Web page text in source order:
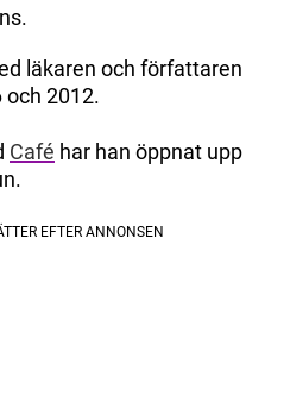
läkaren och författaren
och 2012.
Café har han öppnat upp